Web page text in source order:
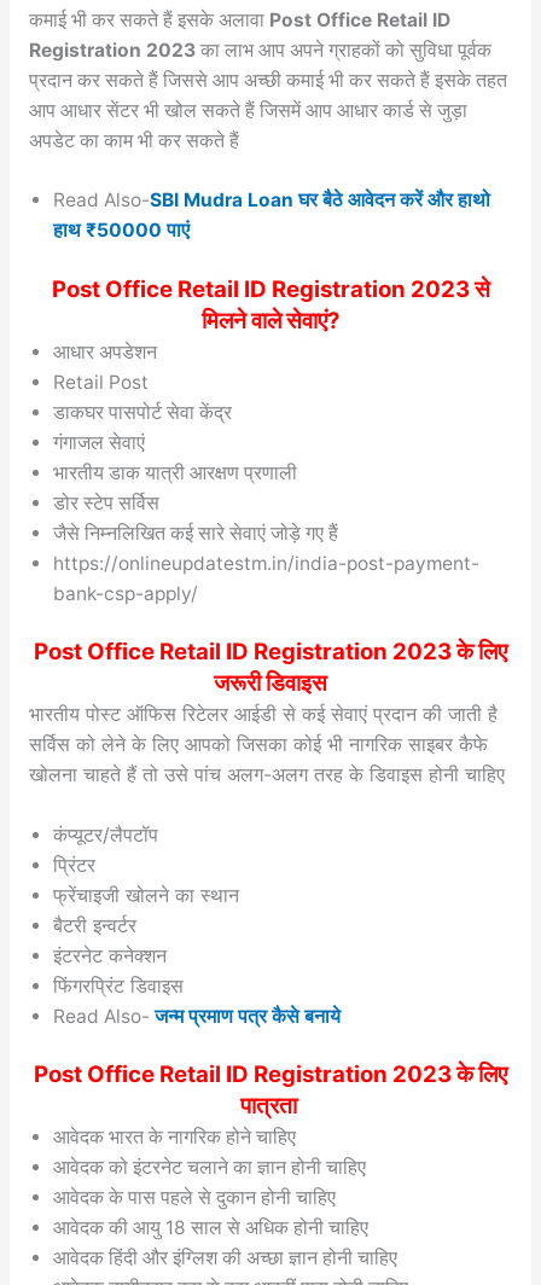
कमाई भी कर सकते हैं इसके अलावा Post Office Retail ID
Registration 2023 का लाभ आप अपने ग्राहकों को सुविधा पूर्वक
प्रदान कर सकते हैं जिससे आप अच्छी कमाई भी कर सकते हैं इसके तहत
आप आधार सेंटर भी खोल सकते हैं जिसमें आप आधार कार्ड से जुड़ा
अपडेट का काम भी कर सकते हैं
Read Also-SBI Mudra Loan घर बैठे आवेदन करें और हाथो
हाथ ₹50000 पाएं
Post Office Retail ID Registration 2023 से
मिलने वाले सेवाएं?
आधार अपडेशन
Retail Post
डाकघर पासपोर्ट सेवा केंद्र
गंगाजल सेवाएं
भारतीय डाक यात्री आरक्षण प्रणाली
डोर स्टेप सर्विस
जैसे निम्नलिखित कई सारे सेवाएं जोड़े गए हैं
https://onlineupdatestm.in/india-post-payment-
bank-csp-apply/
Post Office Retail ID Registration 2023 के लिए
जरूरी डिवाइस
भारतीय पोस्ट ऑफिस रिटेलर आईडी से कई सेवाएं प्रदान की जाती है
सर्विस को लेने के लिए आपको जिसका कोई भी नागरिक साइबर कैफे
खोलना चाहते हैं तो उसे पांच अलग-अलग तरह के डिवाइस होनी चाहिए
कंप्यूटर/लैपटॉप
प्रिंटर
फ्रेंचाइजी खोलने का स्थान
बैटरी इन्वर्टर
इंटरनेट कनेक्शन
फिंगरप्रिंट डिवाइस
Read Also- जन्म प्रमाण पत्र कैसे बनाये
Post Office Retail ID Registration 2023 के लिए
पात्रता
आवेदक भारत के नागरिक होने चाहिए
आवेदक को इंटरनेट चलाने का ज्ञान होनी चाहिए
आवेदक के पास पहले से दुकान होनी चाहिए
आवेदक की आयु 18 साल से अधिक होनी चाहिए
आवेदक हिंदी और इंग्लिश की अच्छा ज्ञान होनी चाहिए